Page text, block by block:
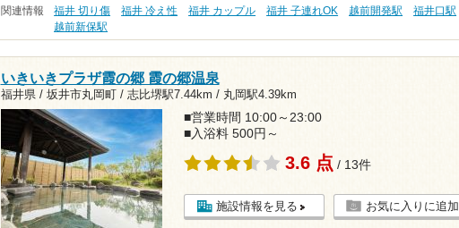
関連情報 福井 切り傷 福井 冷え性 福井 カップル 福井 子連れOK 越前開発駅 福井口駅
越前新保駅
いきいきプラザ霞の郷 霞の郷温泉
福井県 / 坂井市丸岡町 / 志比堺駅7.44km / 丸岡駅4.39km
■営業時間 10:00～23:00
■入浴料 500円～
3.6 点 / 13件
施設情報を見る お気に入りに追加